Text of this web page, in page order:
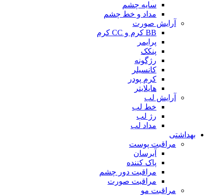
سایه چشم
مداد و خط چشم
آرایش صورت
BB کرم و CC کرم
پرایمر
پنکک
رژگونه
کانسیلر
کرم پودر
هایلایتر
آرایش لب
خط لب
رژ لب
مداد لب
بهداشتی
مراقبت پوست
آبرسان
پاک کننده
مراقبت دور چشم
مراقبت صورت
مراقبت مو